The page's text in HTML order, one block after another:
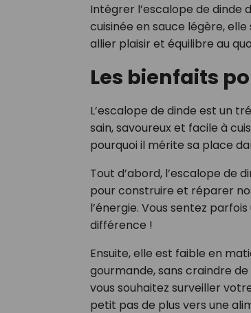
Intégrer l’escalope de dinde
cuisinée en sauce légère,
allier plaisir et équilibre au
Les bienfaits
L’escalope de dinde est un
sain, savoureux et facile à
pourquoi il mérite sa place
Tout d’abord, l’escalope de
pour construire et réparer
l’énergie. Vous sentez
différence !
Ensuite, elle est faible en
gourmande, sans craindre
vous souhaitez surveiller
petit pas de plus vers une